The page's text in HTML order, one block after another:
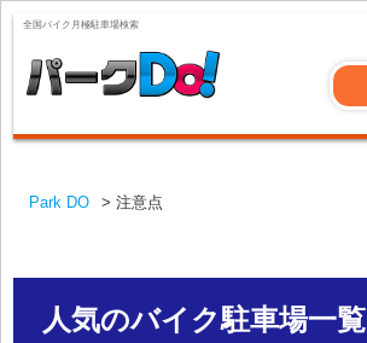
全国バイク月極駐車場検索
Park DO >注意点
人気のバイク駐車場一覧